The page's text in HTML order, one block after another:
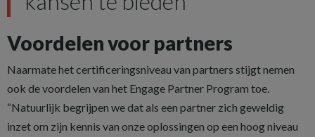
Voordelen voor partners
Naarmate het certificeringsniveau van partners stijgt nemen
ook de voordelen van het Engage Partner Program toe.
“Natuurlijk begrijpen we dat als een partner zich geweldig
inzet om zijn kennis van onze oplossingen op een hoog niveau